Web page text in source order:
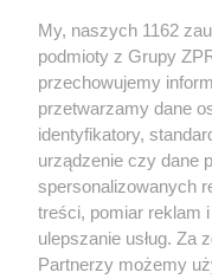
My, naszych 1162
podmioty z Grupy
przechowujemy
przetwarzamy dane
identyfikatory,
urządzenie czy dane
spersonalizowanych
treści, pomiar reklam
ulepszanie usług. Za
Partnerzy możemy